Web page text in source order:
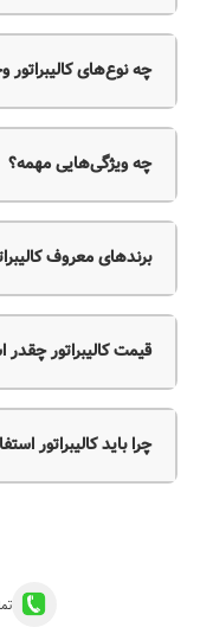
چه نوع‌های کالیبراتور
چه ویژگی‌هایی مهمه؟
برندهای معروف
قیمت کالیبراتور
چرا باید کالیبراتور